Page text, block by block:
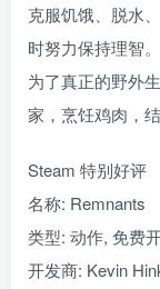
克服饥饿、脱水
时努力保持理智
为了真正的野外
家，烹饪鸡肉，
Steam 特别好评
名称: Remnants
类型: 动作, 免费
开发商: Kevin